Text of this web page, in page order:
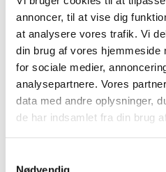
annoncer, til at vise dig
at analysere vores trafik. Vi
din brug af vores hjemmeside
for sociale medier,
analysepartnere. Vores
data med andre oplysninger,
de har indsamlet fra din brug
Nødvendig
Kildec)
”I morgen er det 25 år siden
Ellegaard havde sin debut
Det var med en ikke ringe